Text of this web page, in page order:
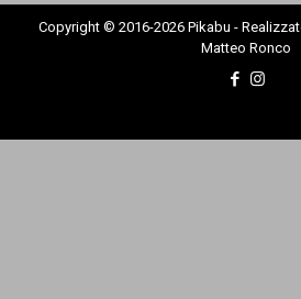
Copyright © 2016-2026 Pikabu -
Matteo Ronco